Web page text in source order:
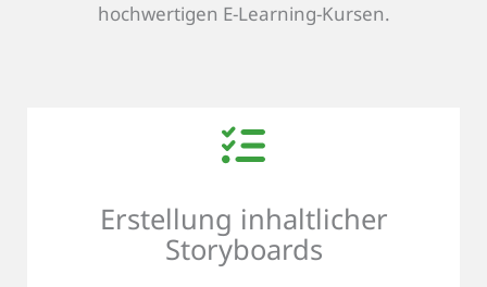
hochwertigen E-Learning-Kursen.
Erstellung inhaltlicher
Storyboards